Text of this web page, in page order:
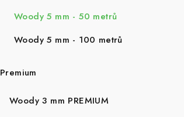
Woody 5 mm - 50 metrů
Woody 5 mm - 100 metrů
Premium
Woody 3 mm PREMIUM